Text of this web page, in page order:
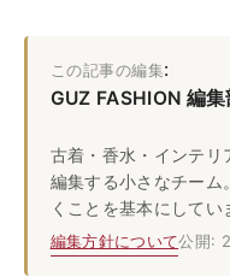
この記事の編集:
GUZ FASHION 編集
古着・香水・インテリ
編集する小さなチーム
くことを基本にしてい
編集方針について公開: